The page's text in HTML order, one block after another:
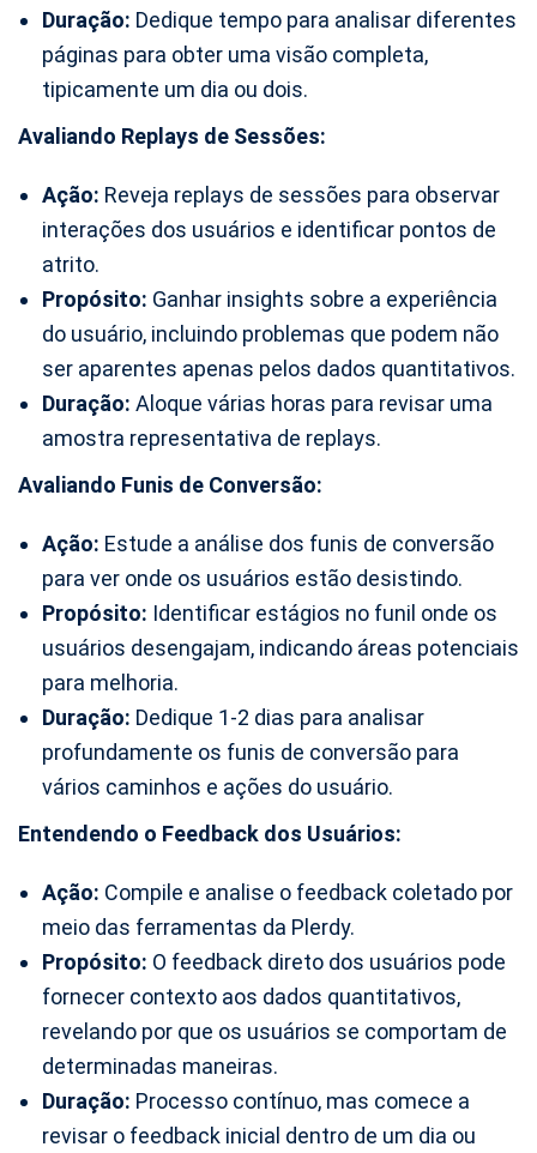
Duração: Dedique tempo para analisar diferentes
páginas para obter uma visão completa,
tipicamente um dia ou dois.
Avaliando Replays de Sessões:
Ação: Reveja replays de sessões para observar
interações dos usuários e identificar pontos de
atrito.
Propósito: Ganhar insights sobre a experiência
do usuário, incluindo problemas que podem não
ser aparentes apenas pelos dados quantitativos.
Duração: Aloque várias horas para revisar uma
amostra representativa de replays.
Avaliando Funis de Conversão:
Ação: Estude a análise dos funis de conversão
para ver onde os usuários estão desistindo.
Propósito: Identificar estágios no funil onde os
usuários desengajam, indicando áreas potenciais
para melhoria.
Duração: Dedique 1-2 dias para analisar
profundamente os funis de conversão para
vários caminhos e ações do usuário.
Entendendo o Feedback dos Usuários:
Ação: Compile e analise o feedback coletado por
meio das ferramentas da Plerdy.
Propósito: O feedback direto dos usuários pode
fornecer contexto aos dados quantitativos,
revelando por que os usuários se comportam de
determinadas maneiras.
Duração: Processo contínuo, mas comece a
revisar o feedback inicial dentro de um dia ou